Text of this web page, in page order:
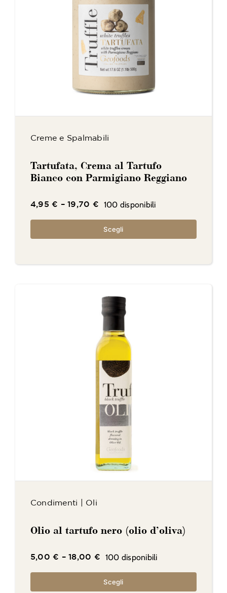
Creme e Spalmabili
Tartufata, Crema al Tartufo
Bianco con Parmigiano Reggiano
4,95€ –19,70 € 100 disponibili
Scegli
Condimenti Oli
Olio al tartufo nero (olio d’oliva)
5,00€ –18,00 € 100 disponibili
Scegli